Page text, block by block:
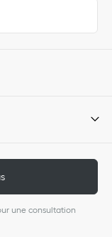
une consultation